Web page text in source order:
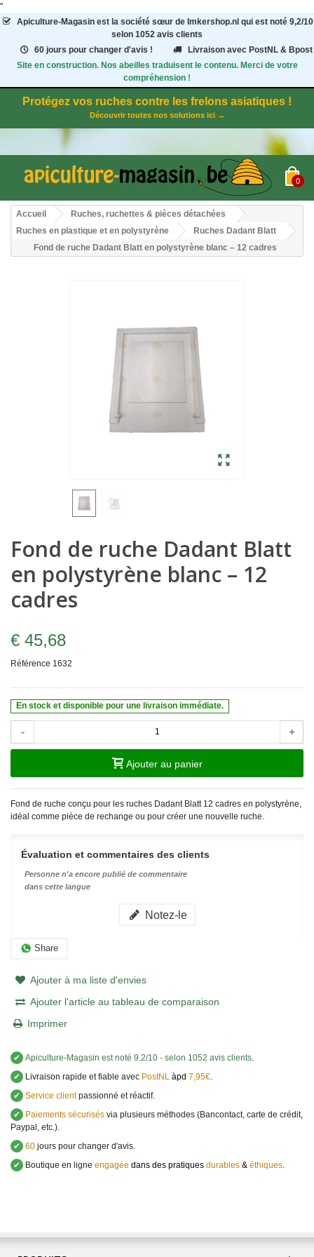
"
Apiculture-Magasinest la société sœur de Imkershop.nl qui est noté 9,2/10
selon 1052 avis clients
60 jours pour changer d'avis !
Livraison avec PostNL & Bpost
Site en construction. Nos abeilles traduisent le contenu. Merci de votre
compréhension !
Protégez vos ruches contre les frelons asiatiques !
Découvrir toutes nos solutions ici →
0
Accueil
Ruches, ruchettes & pièces détachées
Ruches en plastique et en polystyrène
Ruches Dadant Blatt
Fond de ruche Dadant Blatt en polystyrène blanc – 12 cadres
Fond de ruche Dadant Blatt
en polystyrène blanc – 12
cadres
€ 45,68
Référence 1632
En stock et disponible pour une livraison immédiate.
- +
Ajouter au panier
Fond de ruche conçu pour les ruches Dadant Blatt 12 cadres en polystyrène,
idéal comme pièce de rechange ou pour créer une nouvelle ruche.
Évaluation et commentaires des clients
Personne n'a encore publié de commentaire
dans cette langue
Notez-le
Share
Ajouter à ma liste d'envies
Ajouter l'article au tableau de comparaison
Imprimer
✔ Apiculture-Magasin est noté 9.2/10 - selon 1052 avis clients
✔
Livraison rapide et fiable avec PostNL àpd 7,95€
✔ Service clientpassionné et réactif.
✔
Paiements sécurisés via plusieurs méthodes (Bancontact, carte de crédit,
Paypal, etc.).
✔ 60 jours pour changer d'avis.
✔
Boutique en ligne engagée dans des pratiques durables & éthiques